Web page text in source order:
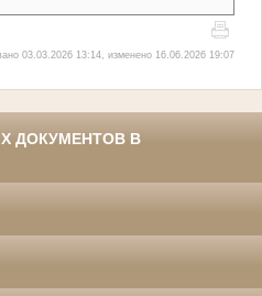
03.03.2026 13:14, изменено 16.06.2026 19:07
ДОКУМЕНТОВ В